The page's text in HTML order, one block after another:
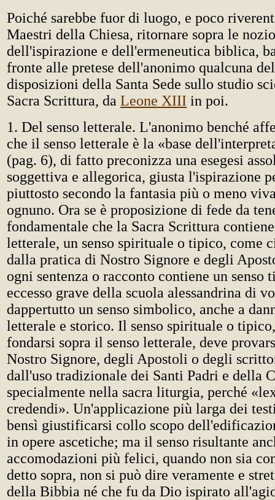
Poiché sarebbe fuor di luogo, e poco
Maestri della Chiesa, ritornare sopra le
dell'ispirazione e dell'ermeneutica biblica,
fronte alle pretese dell'anonimo qualcuna
disposizioni della Santa Sede sullo studio
Sacra Scrittura, da Leone XIII in poi.
1. Del senso letterale. L'anonimo benché
che il senso letterale è la «base
(pag. 6), di fatto preconizza una esegesi
soggettiva e allegorica, giusta l'ispirazione
piuttosto secondo la fantasia più o meno
ognuno. Ora se è proposizione di fede da
fondamentale che la Sacra Scrittura
letterale, un senso spirituale o tipico, come
dalla pratica di Nostro Signore e degli
ogni sentenza o racconto contiene un senso
eccesso grave della scuola alessandrina di
dappertutto un senso simbolico, anche a
letterale e storico. Il senso spirituale o
fondarsi sopra il senso letterale, deve
Nostro Signore, degli Apostoli o degli
dall'uso tradizionale dei Santi Padri e della
specialmente nella sacra liturgia, perché
credendi». Un'applicazione più larga dei
bensì giustificarsi collo scopo
in opere ascetiche; ma il senso risultante
accomodazioni più felici, quando non sia
detto sopra, non si può dire veramente e
della Bibbia né che fu da Dio ispirato